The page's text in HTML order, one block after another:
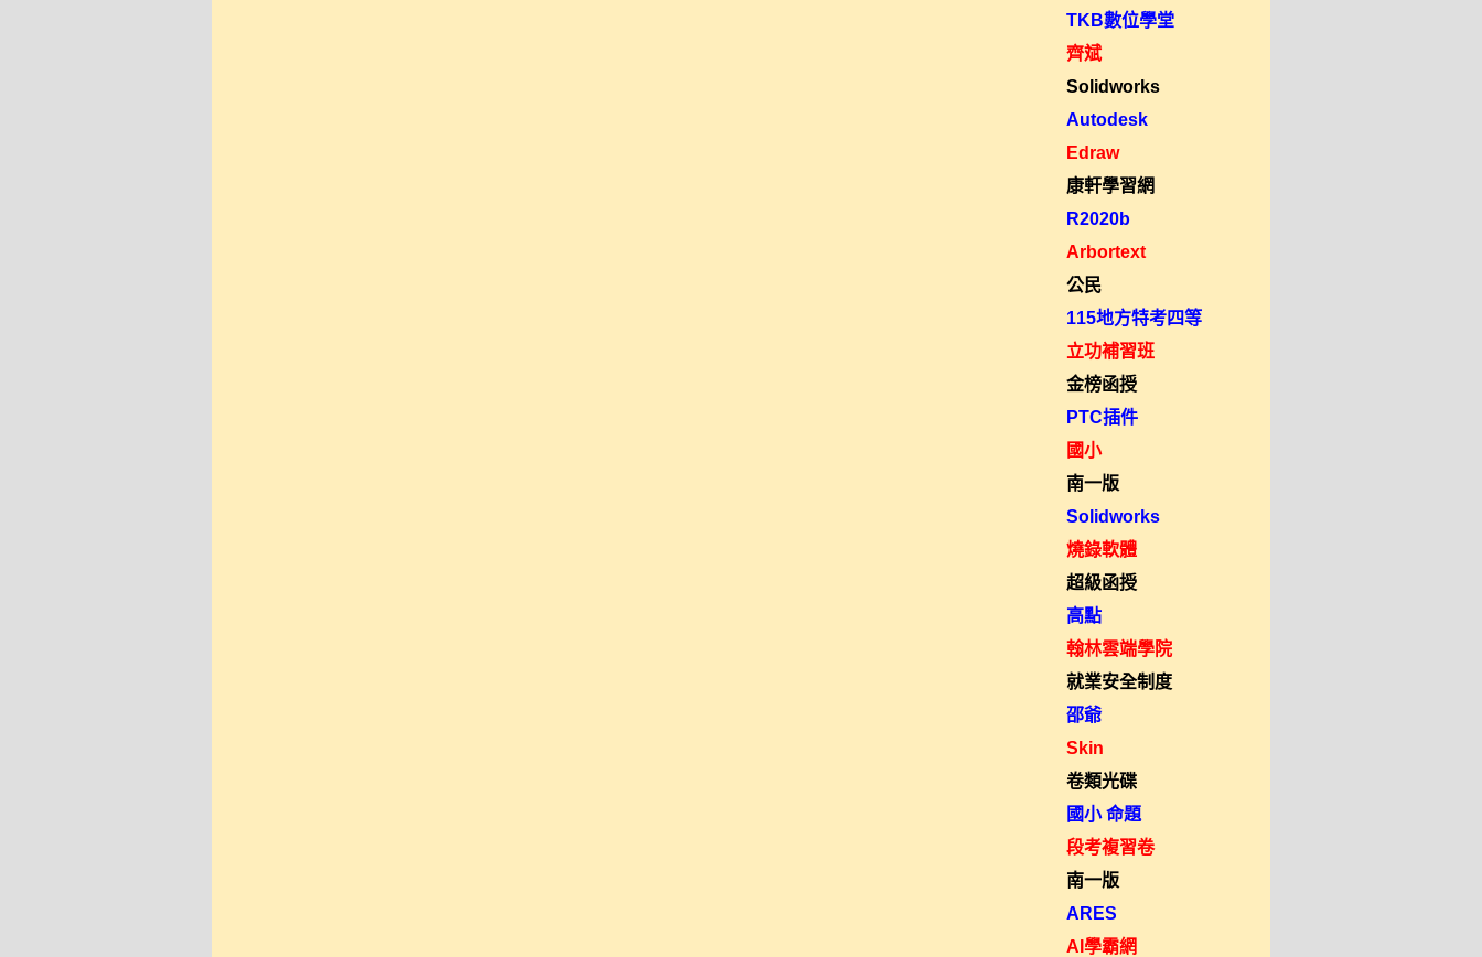
TKB數位學堂
齊斌
Solidworks
Autodesk
Edraw
康軒學習網
R2020b
Arbortext
公民
115地方特考四等
立功補習班
金榜函授
PTC插件
國小
南一版
Solidworks
燒錄軟體
超級函授
高點
翰林雲端學院
就業安全制度
邵爺
Skin
卷類光碟
國小 命題
段考複習卷
南一版
ARES
AI學霸網